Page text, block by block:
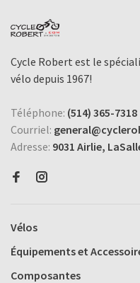
Cycle Robert est le
vélo depuis 1967!
Téléphone: (514) 365-7318
Courriel:
Adresse: 9031 Airlie,
Vélos
Équipements et
Composantes